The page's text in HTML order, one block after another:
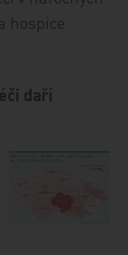
hospice
daří